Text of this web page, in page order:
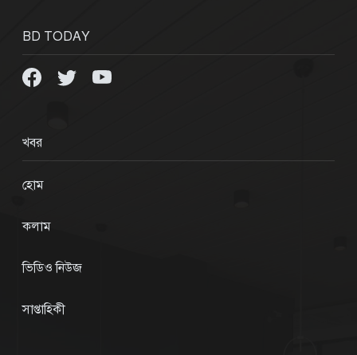
BD TODAY
খবর
হোম
কলাম
ভিডিও নিউজ
সাপ্তাহিকী